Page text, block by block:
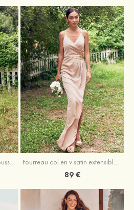
Robe trapèze col bénitier mousseline ras du sol robe de demoiselle d'honneur
89 €